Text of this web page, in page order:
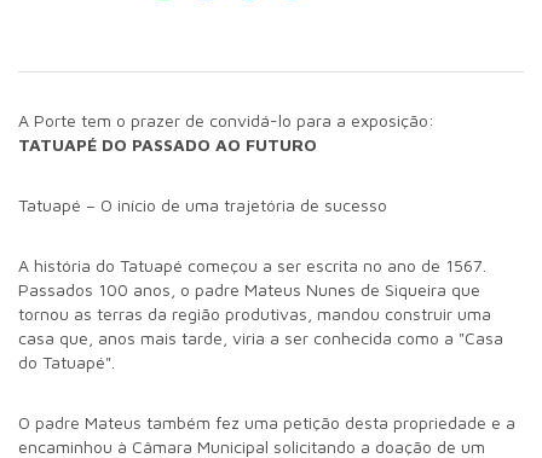
A Porte tem o prazer de convidá-lo para a exposição:
TATUAPÉ DO PASSADO AO FUTURO
Tatuapé – O início de uma trajetória de sucesso
A história do Tatuapé começou a ser escrita no ano de 1567.
Passados 100 anos, o padre Mateus Nunes de Siqueira que
tornou as terras da região produtivas, mandou construir uma
casa que, anos mais tarde, viria a ser conhecida como a "Casa
do Tatuapé".
O padre Mateus também fez uma petição desta propriedade e a
encaminhou à Câmara Municipal solicitando a doação de um